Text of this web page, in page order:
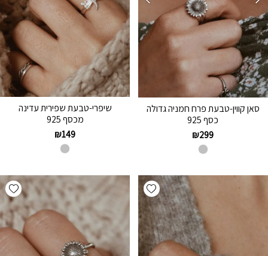
סאן קווין-טבעת פרח חמניה גדולה
כסף 925
₪299
שיפרי-טבעת שפירית עדינה
מכסף 925
₪149
Add wishlist